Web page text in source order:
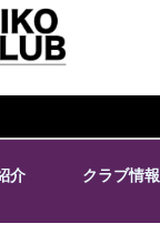
介 クラブ情報